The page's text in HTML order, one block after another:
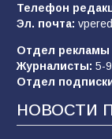
85
«Слухами
заявления
отчаяние, а
81
Телефон
Эл. почта:
Отдел рекламы
Журналисты: 5-
Отдел
НОВОСТИ